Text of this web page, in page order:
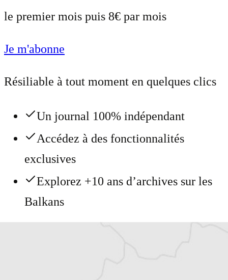
le premier mois puis 8€ par mois
Je m'abonne
Résiliable à tout moment en quelques clics
Un journal 100% indépendant
Accédez à des fonctionnalités
exclusives
Explorez +10 ans d’archives sur les
Balkans